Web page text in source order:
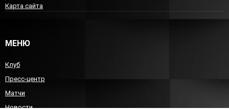
Карта сайта
МЕНЮ
Клуб
Пресс-центр
Матчи
Новости